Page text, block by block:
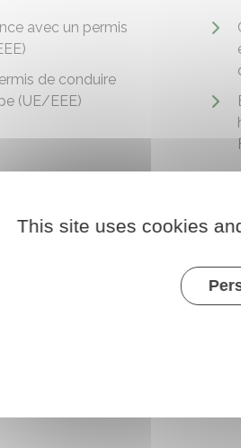
avec un permis
de conduire
(UE/EEE)
on ?
réciproque des permis
This site uses cookies